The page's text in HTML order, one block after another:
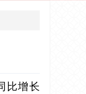
比增长